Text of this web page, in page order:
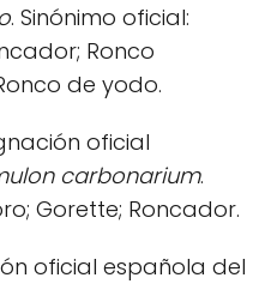
. Sinónimo oficial:
Ronco
de yodo.
oficial
carbonarium.
Gorette; Roncador.
oficial española del